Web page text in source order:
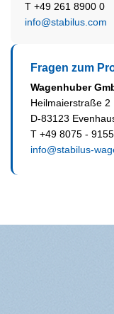
T +49 261 8900 0
info@stabilus.com
Fragen zum
Wagenhuber
Heilmaierstraße 2
D-83123
T +49 8075 -
info@stabilus-